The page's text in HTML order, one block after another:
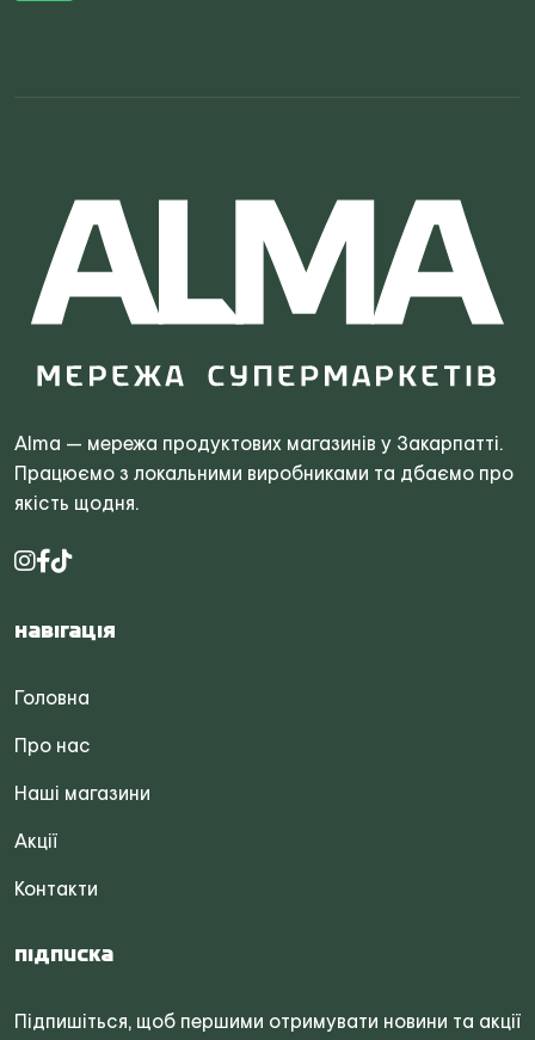
Alma — мережа продуктових магазинів у Закарпатті.
Працюємо з локальними виробниками та дбаємо про
якість щодня.
Навігація
Головна
Про нас
Наші магазини
Акції
Контакти
Підписка
Підпишіться, щоб першими отримувати новини та акції